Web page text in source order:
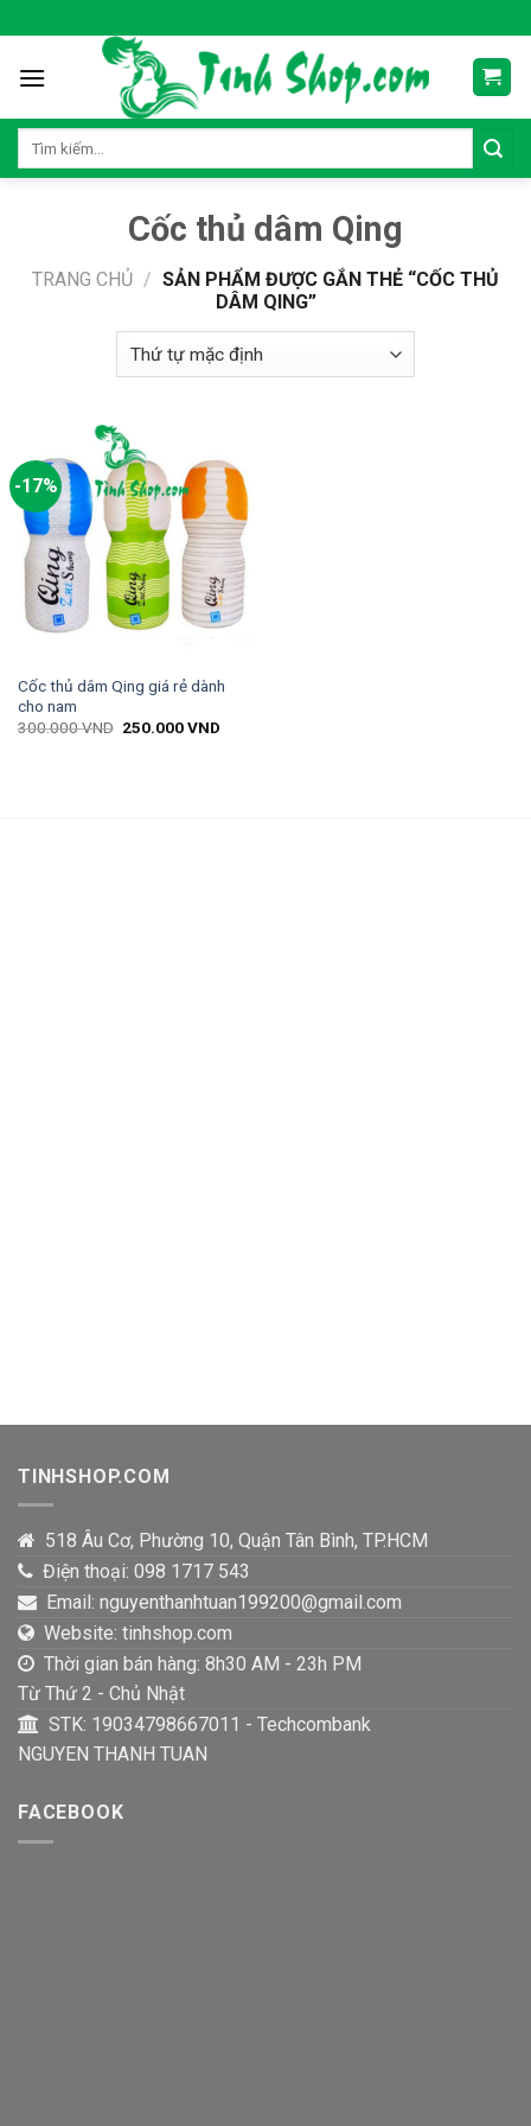
content
Tìm
Cốc thủ dâm Qing
TRANG CHỦ / SẢN PHẨM ĐƯỢC GẮN THẺ “CỐC THỦ
DÂM QING”
-17%
Cốc thủ dâm Qing giá rẻ dành
cho nam
300.000VND 250.000VND
TINHSHOP.COM
518 Âu Cơ, Phường 10, Quận Tân Bình, TP.HCM
Điện thoại: 098 1717 543
Email: nguyenthanhtuan199200@gmail.com
Website: tinhshop.com
Thời gian bán hàng: 8h30 AM - 23h PM
Từ Thứ 2 - Chủ Nhật
STK: 19034798667011 - Techcombank
NGUYEN THANH TUAN
FACEBOOK